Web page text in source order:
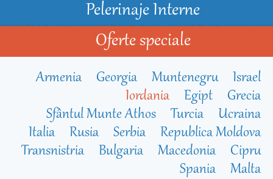
Pelerinaje Interne
Oferte speciale
Armenia Georgia Muntenegru
Israel
Iordania
Egipt
Grecia
Sfântul Munte Athos
Turcia
Ucraina
Italia
Rusia Serbia
Republica Moldova
Transnistria
Bulgaria Macedonia
Cipru
Spania
Malta